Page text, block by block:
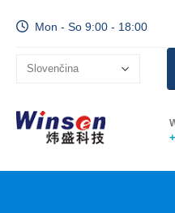
Mon - So 9:00 - 18:00